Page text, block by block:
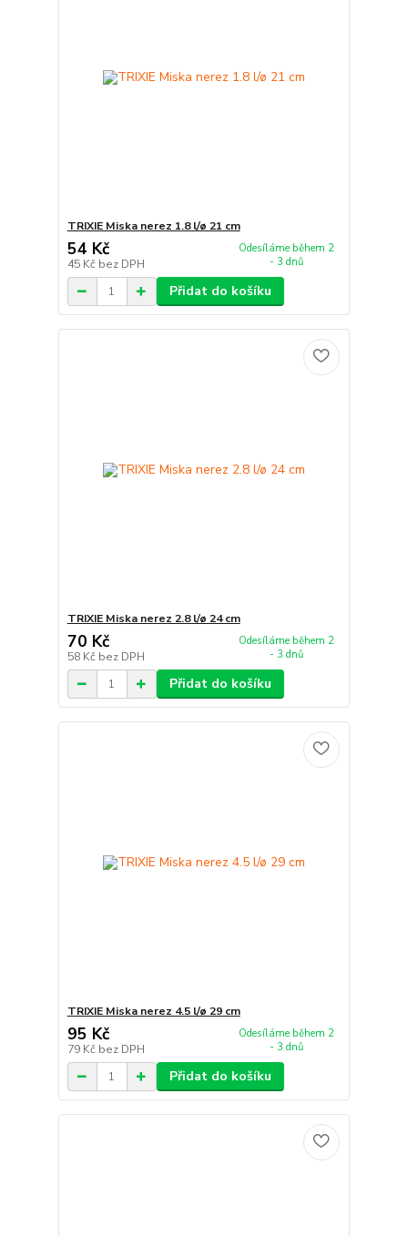
TRIXIE Miska nerez 1.8 l/ø 21 cm
54 Kč
45 Kč bez DPH
Odesíláme během 2
- 3 dnů
Přidat do košíku
TRIXIE Miska nerez 2.8 l/ø 24 cm
70 Kč
58 Kč bez DPH
Odesíláme během 2
- 3 dnů
Přidat do košíku
TRIXIE Miska nerez 4.5 l/ø 29 cm
95 Kč
79 Kč bez DPH
Odesíláme během 2
- 3 dnů
Přidat do košíku